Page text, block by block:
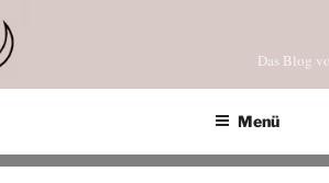
Inhalt
springen
Das Blog
Menü